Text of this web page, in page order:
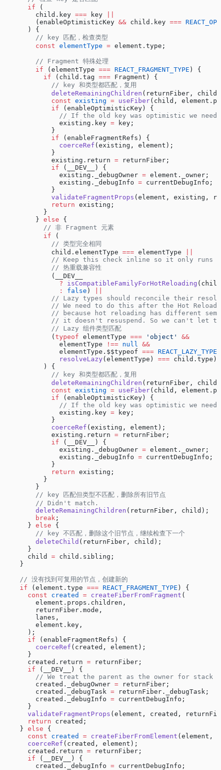
      if
(
        child.key
=== key
        (enableOptimisticKey
&& child.key ===
      ) {
        // key 匹配，检查类型
        const
elementType = element.type;
        // Fragment 特殊处理
        if
(elementType === REACT_FRAGMENT_TYPE ) {
          if
(child.tag === Fragment) {
            // key 和类型都匹配，复用
            deleteRemainingChildren
(returnFiber,
            const
existing = useFiber(child,
            if
(enableOptimisticKey) {
// If the old key was optimistic we need
              existing.key
= key;
            }
            if
(enableFragmentRefs) {
              coerceRef
(existing, element);
            }
            existing.return
= returnFiber;
            if
(__DEV__) {
              existing._debugOwner
= element._owner;
              existing._debugInfo
= currentDebugInfo;
            }
            validateFragmentProps
(element, existing,
            return
existing;
          }
        }
else {
          // 非 Fragment 元素
          if
(
            // 类型完全相同
            child.elementType
=== elementType
// Keep this check inline so it only runs
            // 热重载兼容性
            (__DEV__
              ?
isCompatibleFamilyForHotReloading
              :
false )
// Lazy types should reconcile their
// We need to do this after the Hot
// because hot reloading has different
// it doesn't resuspend. So we can't let
            // Lazy 组件类型匹配
            (
typeof elementType === 'object'
&&
              elementType
!== null
&&
              elementType.$$typeof
=== REACT_LAZY_TYPE
              resolveLazy
(elementType) === child.type)
          ) {
            // key 和类型都匹配，复用
            deleteRemainingChildren
(returnFiber,
            const
existing = useFiber(child,
            if
(enableOptimisticKey) {
// If the old key was optimistic we need
              existing.key
= key;
            }
            coerceRef
(existing, element);
            existing.return
= returnFiber;
            if
(__DEV__) {
              existing._debugOwner
= element._owner;
              existing._debugInfo
= currentDebugInfo;
            }
            return
existing;
          }
        }
        // key 匹配但类型不匹配，删除所有旧节点
        // Didn't match.
        deleteRemainingChildren
(returnFiber, child);
        break
;
      }
else {
        // key 不匹配，删除这个旧节点，继续检查下一个
        deleteChild
(returnFiber, child);
      }
      child
= child.sibling;
    }
    // 没有找到可复用的节点，创建新的
    if
(element.type === REACT_FRAGMENT_TYPE ) {
      const
created = createFiberFromFragment (
        element.props.children,
        returnFiber.mode,
        lanes,
        element.key,
      );
      if
(enableFragmentRefs) {
        coerceRef
(created, element);
      }
      created.return
= returnFiber;
      if
(__DEV__) {
// We treat the parent as the owner for stack
        created._debugOwner
= returnFiber;
        created._debugTask
= returnFiber._debugTask;
        created._debugInfo
= currentDebugInfo;
      }
      validateFragmentProps
(element, created,
      return
created;
    }
else {
      const
created = createFiberFromElement (element,
      coerceRef
(created, element);
      created.return
= returnFiber;
      if
(__DEV__) {
        created._debugInfo
= currentDebugInfo;